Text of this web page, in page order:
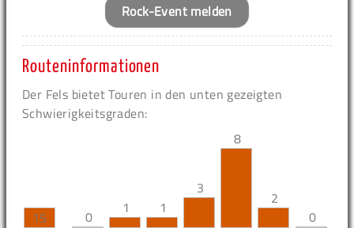
Rock-Event melden
Routeninformationen
Der Fels bietet Touren in den unten gezeigten
Schwierigkeitsgraden:
15 0 1 1
3
8
2
0